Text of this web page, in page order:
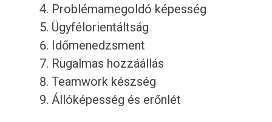
Problémamegoldó képesség
Ügyfélorientáltság
Időmenedzsment
Rugalmas hozzáállás
Teamwork készség
Állóképesség és erőnlét